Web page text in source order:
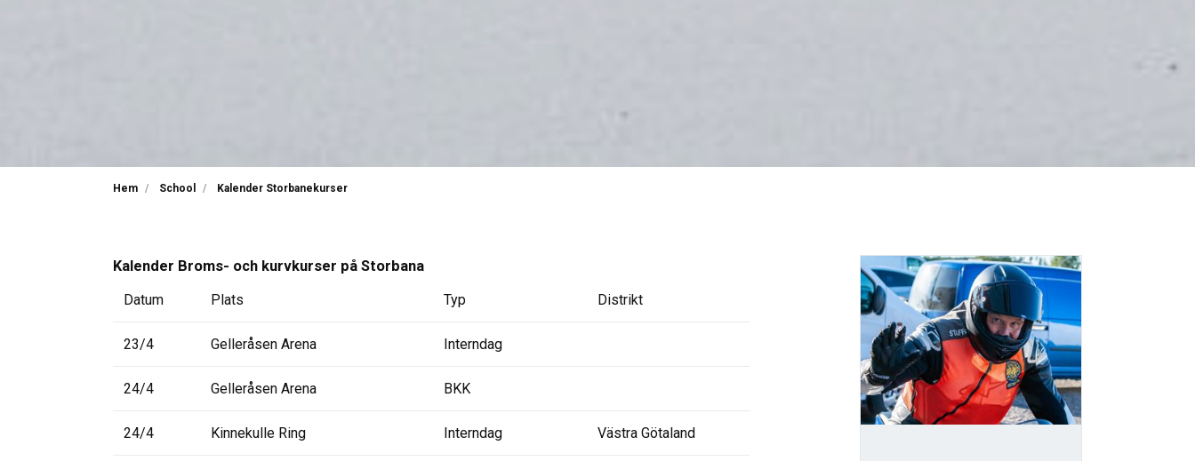
Hem School Kalender Storbanekurser
Kalender Broms- och kurvkurser på Storbana
Datum
Plats Typ Distrikt
23/4 Gelleråsen Arena Interndag
24/4 Gelleråsen Arena BKK
24/4 Kinnekulle Ring Interndag Västra Götaland